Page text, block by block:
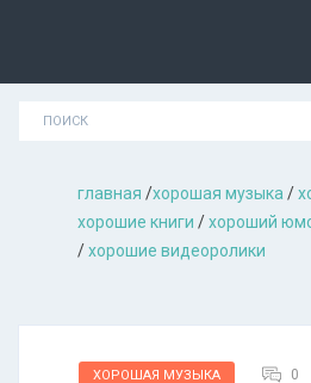
главная /хорошая музыкa /
хорошие книги /хороший
/хорошие видеоролики
ХОРОШАЯ МУЗЫКА 0